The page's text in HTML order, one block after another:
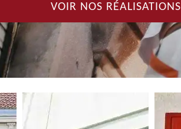
VOIR NOS RÉALISATIONS